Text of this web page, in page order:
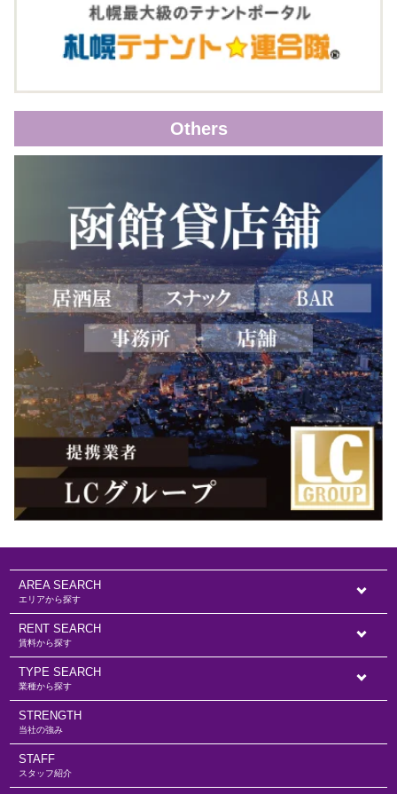
Others
エリアから探す
AREA SEARCH
賃料から探す
RENT SEARCH
業種から探す
TYPE SEARCH
当社の強み
STRENGTH
スタッフ紹介
STAFF